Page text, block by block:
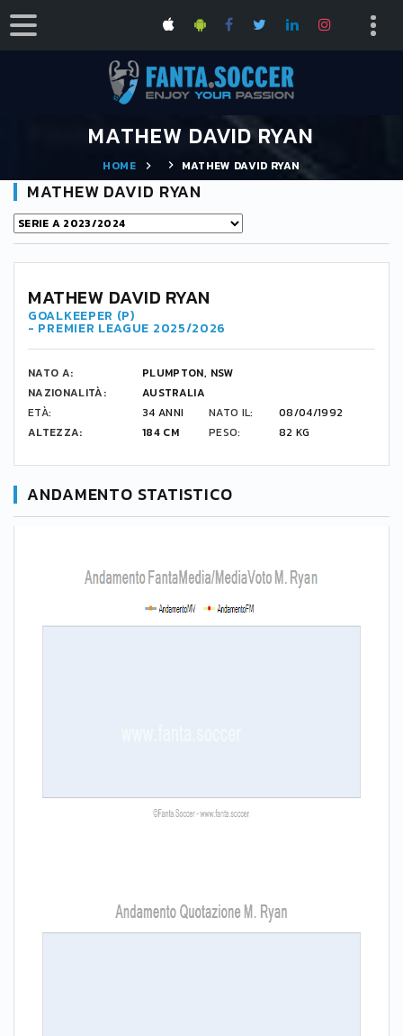
MATHEW DAVID RYAN
HOME MATHEW DAVID RYAN
MATHEW DAVID RYAN
MATHEW DAVID RYAN
GOALKEEPER (P)
- PREMIER LEAGUE 2025/2026
NATO A:
PLUMPTON, NSW
NAZIONALITÀ:
AUSTRALIA
ETÀ:
34 ANNI NATO IL:
08/04/1992
ALTEZZA:
184 CM PESO: 82 KG
ANDAMENTO STATISTICO